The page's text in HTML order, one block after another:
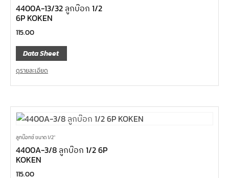
4400A-13/32 ลูกบ๊อก 1/2
6P KOKEN
115.00
Data Sheet
ดูรายละเอียด
ลูกบ๊อกซ์ ขนาด 1/2"
4400A-3/8 ลูกบ๊อก 1/2 6P
KOKEN
115.00